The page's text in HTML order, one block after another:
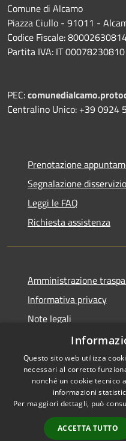
Comune di Alcamo
Piazza Ciullo - 91011 -
Codice Fiscale:
Partita IVA: IT 00078230810
PEC:
Centralino Unico: +39 0924
Prenotazione
Segnalazione disservizio
Leggi le FAQ
Richiesta assistenza
Amministrazione
Informativa privacy
Note legali
Dichiarazione di
RSS
Accessibilità
Questo sito web utilizza
necessari al corretto
nonché un cookie tecnico
informazioni
Per maggiori dettagli, può
ACCETTA TUTTO